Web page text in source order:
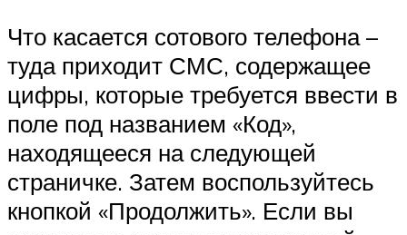
Что касается сотового телефона –
туда приходит СМС, содержащее
цифры, которые требуется ввести в
поле под названием «Код»,
находящееся на следующей
страничке. Затем воспользуйтесь
кнопкой «Продолжить». Если вы